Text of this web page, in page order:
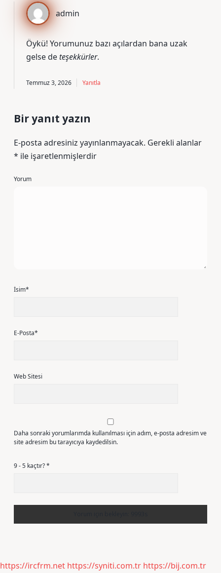
admin
Öykü! Yorumunuz bazı açılardan bana uzak
gelse deteşekkürler.
Temmuz 3, 2026 Yanıtla
Bir yanıt yazın
E-posta adresiniz yayınlanmayacak. Gerekli alanlar
* ile işaretlenmişlerdir
Yorum
İsim*
E-Posta*
Web Sitesi
Daha sonraki yorumlarımda kullanılması için adım, e-posta adresim ve
site adresim bu tarayıcıya kaydedilsin.
9 - 5 kaçtır?*
https://ircfrm.net https://syniti.com.tr https://bij.com.tr